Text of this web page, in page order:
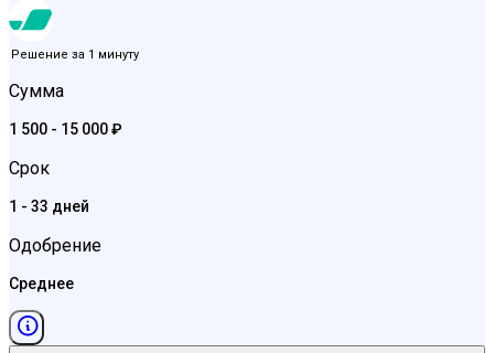
Решение за 1 минуту
Сумма
1 500 - 15 000 ₽
Срок
1 - 33 дней
Одобрение
Среднее